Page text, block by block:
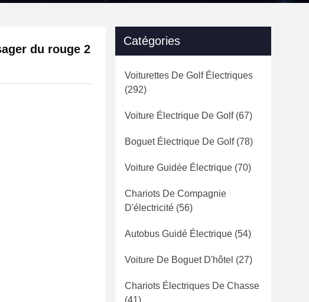
du rouge 2
Catégories
Voiturettes De Golf Électriques
(292)
Voiture Électrique De Golf(67)
Boguet Électrique De Golf(78)
Voiture Guidée Électrique (70)
Chariots De Compagnie
D'électricité (56)
Autobus Guidé Électrique (54)
Voiture De Boguet D'hôtel (27)
Chariots Électriques De Chasse
(41)